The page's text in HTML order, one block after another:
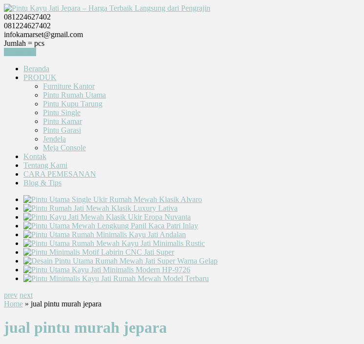
081224627402
081224627402
infokamarset@gmail.com
Jumlah = pcs
Beranda
PRODUK
Furniture Kantor
Pintu Rumah Utama
Pintu Kupu Tarung
Pintu Single
Pintu Kamar
Pintu Garasi
Jendela
Meja Console
Kontak
Tentang Kami
CARA PEMESANAN
Blog & Tips
prev next
Home » jual pintu murah jepara
jual pintu murah jepara